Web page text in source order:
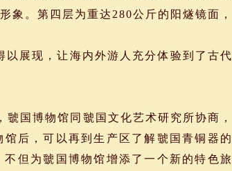
象。第四层为重达280公斤的阳燧镜面，
展现，让海内外游人充分体验到了古代
国博物馆同虢国文化艺术研究所协商，
后，可以再到生产区了解虢国青铜器的
但为虢国博物馆增添了一个新的特色旅